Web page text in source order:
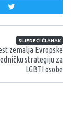
SLJEDEĆI ČLANAK
zemalja Evropske
strategiju za
LGBTI osobe